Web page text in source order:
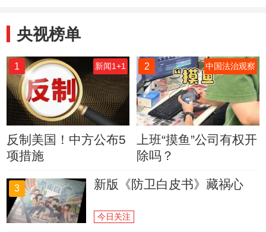
央视榜单
1 新闻1+1
反制美国！中方公布5
项措施
2 中国法治观察
上班“摸鱼”公司有权开
除吗？
3 新版《防卫白皮书》藏祸心
今日关注